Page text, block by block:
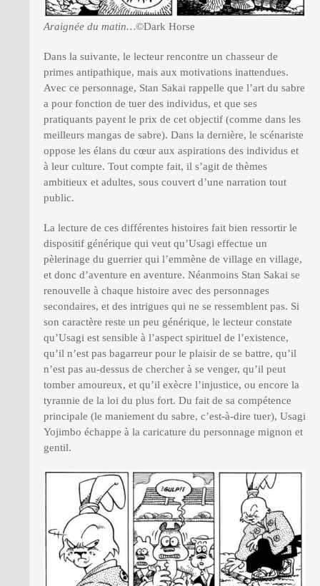
Araignée du matin…©Dark Horse
Dans la suivante, le lecteur rencontre un chasseur de
primes antipathique, mais aux motivations inattendues.
Avec ce personnage, Stan Sakai rappelle que l’art du sabre
a pour fonction de tuer des individus, et que ses
pratiquants payent le prix de cet objectif (comme dans les
meilleurs mangas de sabre). Dans la dernière, le scénariste
oppose les élans du cœur aux aspirations des individus et
à leur culture. Tout compte fait, il s’agit de thèmes
ambitieux et adultes, sous couvert d’une narration tout
public.
La lecture de ces différentes histoires fait bien ressortir le
dispositif générique qui veut qu’Usagi effectue un
pèlerinage du guerrier qui l’emmène de village en village,
et donc d’aventure en aventure. Néanmoins Stan Sakai se
renouvelle à chaque histoire avec des personnages
secondaires, et des intrigues qui ne se ressemblent pas. Si
son caractère reste un peu générique, le lecteur constate
qu’Usagi est sensible à l’aspect spirituel de l’existence,
qu’il n’est pas bagarreur pour le plaisir de se battre, qu’il
n’est pas au-dessus de chercher à se venger, qu’il peut
tomber amoureux, et qu’il exècre l’injustice, ou encore la
tyrannie de la loi du plus fort. Du fait de sa compétence
principale (le maniement du sabre, c’est-à-dire tuer), Usagi
Yojimbo échappe à la caricature du personnage mignon et
gentil.